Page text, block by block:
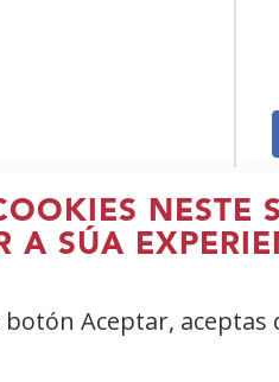
NESTE
A SÚA
botón Aceptar, aceptas
AVISO LEGAL